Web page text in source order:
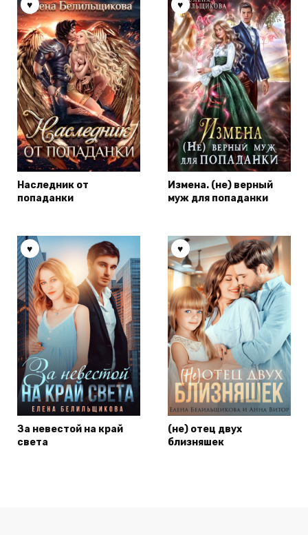
Наследник от
попаданки
Измена. (не) верный
муж для попаданки
За невестой на край
света
(не) отец двух
близняшек